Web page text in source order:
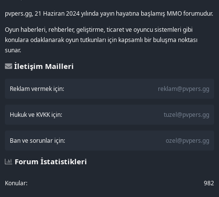
pvpers.gg, 21 Haziran 2024 yılında yayın hayatına başlamış MMO forumudur.
Oyun haberleri, rehberler, geliştirme, ticaret ve oyuncu sistemleri gibi
konulara odaklanarak oyun tutkunları için kapsamlı bir buluşma noktası
sunar.
İletişim Mailleri
Reklam vermek için: reklam@pvpers.gg
Hukuk ve KVKK için: tuzel@pvpers.gg
Ban ve sorunlar için: ozel@pvpers.gg
Forum İstatistikleri
Konular 982